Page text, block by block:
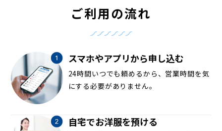
ご利用の流れ
スマホやアプリから申し込む
24時間いつでも頼めるから、営業時間を気
にする必要がありません。
自宅でお洋服を預ける